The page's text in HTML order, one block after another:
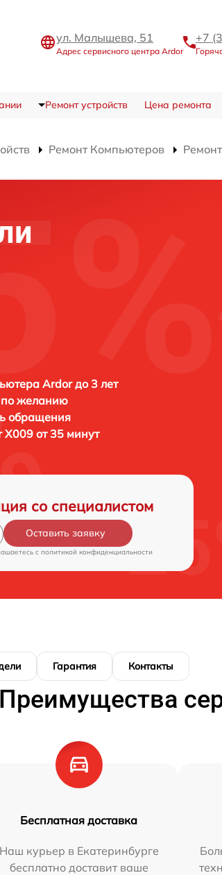
ул. Малышева, 51
Адрес сервисного центра Ardor
+7
Ремонт устройств Цена ремонта
Ремонт Компьютеров
Ardor до 3 лет
по желанию
обращения
X009 от 35 минут
со специалистом
Оставить заявку
c политикой конфиденциальности
Гарантия Контакты
Преимущества
Бесплатная доставка
Наш курьер в Екатеринбурге
бесплатно доставит ваше